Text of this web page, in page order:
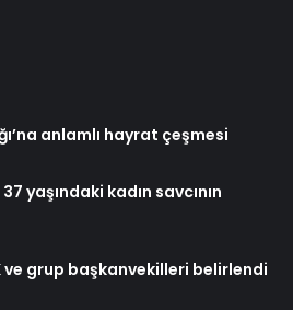
anlamlı hayrat çeşmesi
yaşındaki kadın savcının
ve grup başkanvekilleri belirlendi